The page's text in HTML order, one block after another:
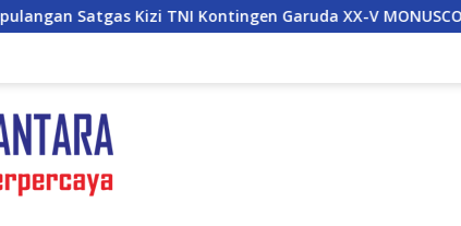
Kontingen Garuda XX-V MONUSCO Disambut Panglima TNI